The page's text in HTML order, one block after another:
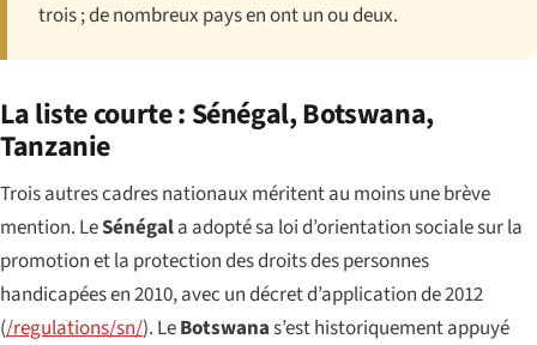
trois ; de nombreux pays en ont un ou deux.
La liste courte : Sénégal, Botswana,
Tanzanie
Trois autres cadres nationaux méritent au moins une brève
mention. LeSénégala adopté sa loi d’orientation sociale sur la
promotion et la protection des droits des personnes
handicapées en 2010, avec un décret d’application de 2012
(/regulations/sn/). LeBotswanas’est historiquement appuyé